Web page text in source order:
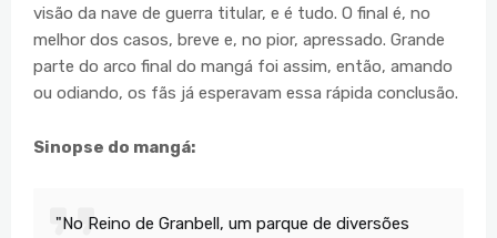
visão da nave de guerra titular, e é tudo. O final é, no
melhor dos casos, breve e, no pior, apressado. Grande
parte do arco final do mangá foi assim, então, amando
ou odiando, os fãs já esperavam essa rápida conclusão.
Sinopse do mangá:
"No Reino de Granbell, um parque de diversões